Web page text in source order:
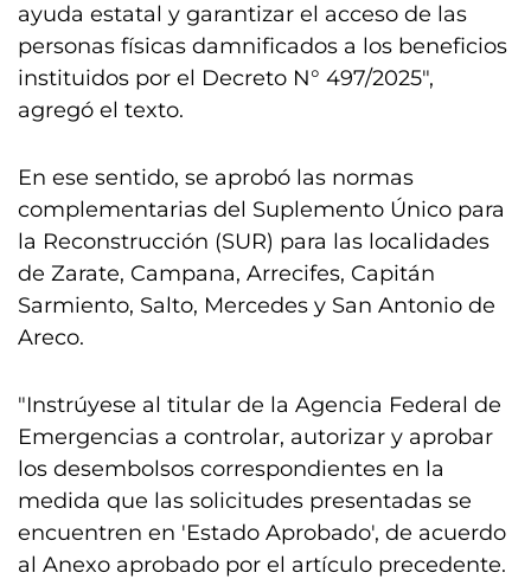
ayuda estatal y garantizar el acceso de las
personas físicas damnificados a los beneficios
instituidos por el Decreto N° 497/2025",
agregó el texto.
En ese sentido, se aprobó las normas
complementarias del Suplemento Único para
la Reconstrucción (SUR) para las localidades
de Zarate, Campana, Arrecifes, Capitán
Sarmiento, Salto, Mercedes y San Antonio de
Areco.
"Instrúyese al titular de la Agencia Federal de
Emergencias a controlar, autorizar y aprobar
los desembolsos correspondientes en la
medida que las solicitudes presentadas se
encuentren en 'Estado Aprobado', de acuerdo
al Anexo aprobado por el artículo precedente.